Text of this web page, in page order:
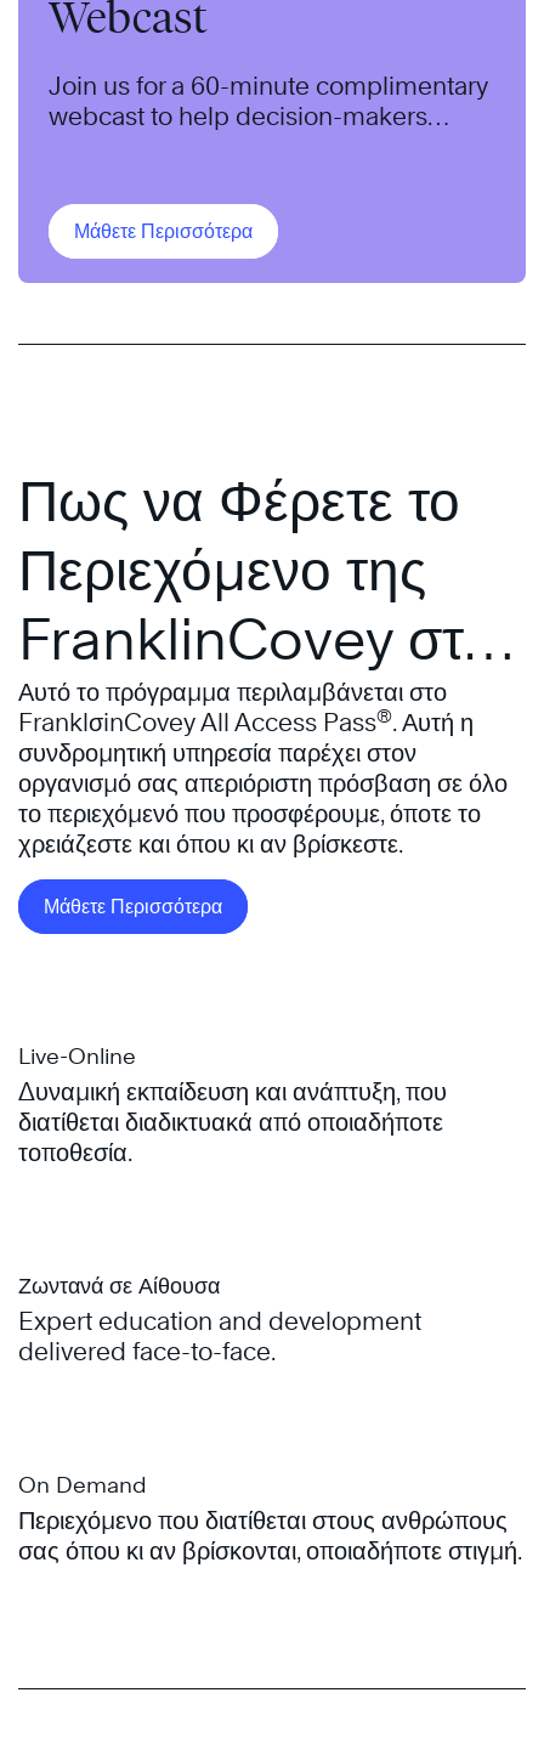
Webcast
Join us for a 60-minute complimentary
webcast to help decision-makers
organization.
Μάθετε Περισσότερα
Πως να Φέρετε το
Περιεχόμενο της
FranklinCovey στον
Οργανισμό σας
Αυτό το πρόγραμμα περιλαμβάνεται στο
FranklσinCovey All Access Pass®. Αυτή η
συνδρομητική υπηρεσία παρέχει στον
οργανισμό σας απεριόριστη πρόσβαση σε όλο
το περιεχόμενό που προσφέρουμε, όποτε το
χρειάζεστε και όπου κι αν βρίσκεστε.
Μάθετε Περισσότερα
Live-Online
Δυναμική εκπαίδευση και ανάπτυξη, που
διατίθεται διαδικτυακά από οποιαδήποτε
τοποθεσία.
Ζωντανά σε Αίθουσα
Expert education and development
delivered face-to-face.
On Demand
Περιεχόμενο που διατίθεται στους ανθρώπους
σας όπου κι αν βρίσκονται, οποιαδήποτε στιγμή.